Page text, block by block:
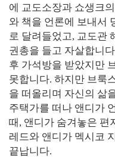
에 교도소장과 쇼생크
와 책을 언론에 보내서
로 달려들었고, 교도관
권총을 들고 자살합니
후 가석방을 받았지만
못합니다. 하지만 브룩
을 떠올리며 자신의 삶
주택가를 떠나 앤디가
때, 앤디가 숨겨놓은 편
레드와 앤디가 멕시코
끝납니다.